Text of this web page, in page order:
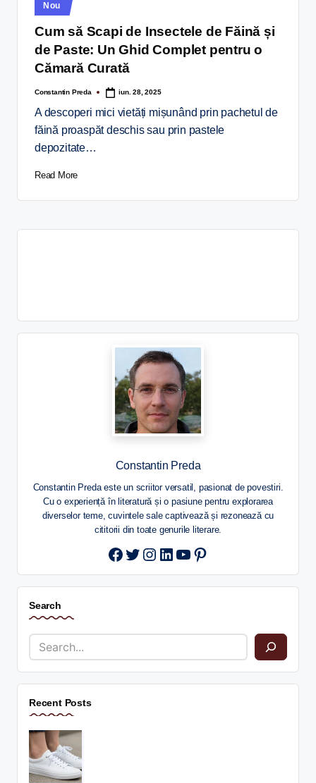
Nou
Cum să Scapi de Insectele de Făină și
de Paste: Un Ghid Complet pentru o
Cămară Curată
Constantin Preda iun. 28, 2025
A descoperi mici vietăți mișunând prin pachetul de
făină proaspăt deschis sau prin pastele
depozitate…
Read More
Constantin Preda
Constantin Preda este un scriitor versatil, pasionat de povestiri.
Cu o experiență în literatură și o pasiune pentru explorarea
diverselor teme, cuvintele sale captivează și rezonează cu
cititorii din toate genurile literare.
Twitter
Instagram
LinkedIn
YouTube
Pinterest
Search
Recent Posts